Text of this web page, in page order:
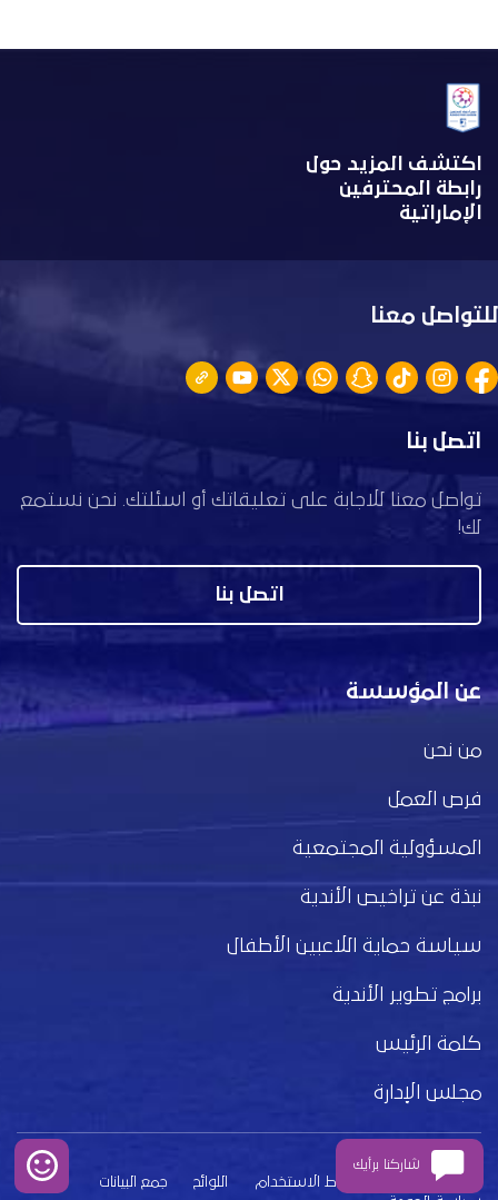
اكتشف المزيد حول
رابطة المحترفين
الإماراتية
للتواصل معنا
اتصل بنا
تواصل معنا للاجابة على تعليقاتك أو اسئلتك. نحن نستمع
لك!
اتصل بنا
عن المؤسسة
من نحن
فرص العمل
المسؤولية المجتمعية
نبذة عن تراخيص الأندية
سياسة حماية اللاعبين الأطفال
برامج تطوير الأندية
كلمة الرئيس
مجلس الإدارة
بيان الخصوصية شروط الاستخدام اللوائح
جمع البيانات
شاركنا برأيك